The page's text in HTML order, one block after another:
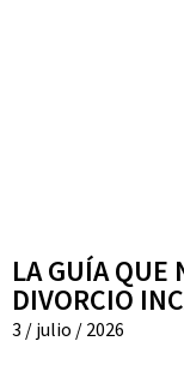
LA GUÍA QUE
DIVORCIO
3 / julio / 2026